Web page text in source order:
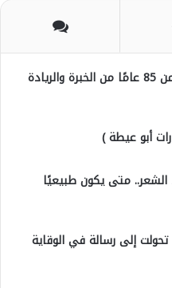
مجموعة شركات ملجراميكال.. أكثر من 85 عامًا من الخبرة والريادة
أبو عيطة )
الشعر.. متى يكون طبيعيًا
من الطب تحولت إلى رسالة في الوقاية